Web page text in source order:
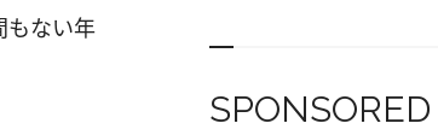
もない年
SPONSORED